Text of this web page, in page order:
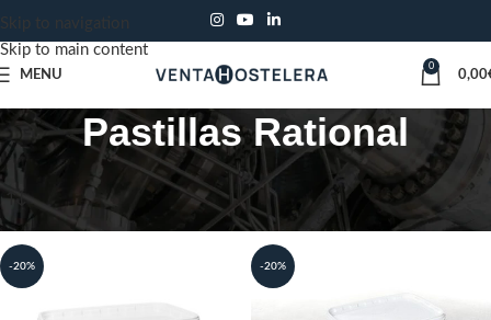
Skip to navigation
Skip to main content
MENU
0
0,00
Pastillas Rational
Inicio Limpieza Productos químicos de limpieza Pastillas Rational
-20% -20%